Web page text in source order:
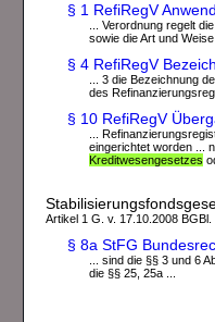
§ 1 RefiRegV
... Verordnung regelt
sowie die Art und
§ 4 RefiRegV
... 3 die Bezeichnung
des
§ 10 RefiRegV
...
eingerichtet worden ...
Kreditwesengesetzes
Artikel 1 G. v. 17.10.2008
§ 8a StFG
... sind die §§ 3 und 6
die §§ 25, 25a ...